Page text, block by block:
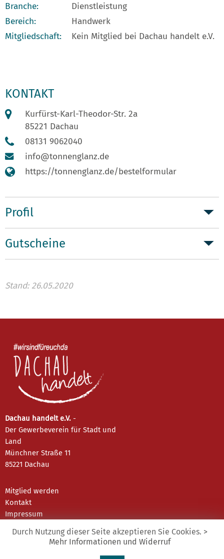
Branche:
Dienstleistung
Bereich:
Handwerk
Mitgliedschaft:
Kein Mitglied bei Dachau handelt e.V.
KONTAKT
Kurfürst-Karl-Theodor-Str. 2a
85221 Dachau
08131 9062040
info@tonnenglanz.de
https://tonnenglanz.de/bestelformular
Profil
Gutscheine
Stand: 26.05.2020
Dachau handelt e.V. -
Der Gewerbeverein für Stadt und
Land
Münchner Straße 11
85221 Dachau
Mitglied werden
Kontakt
Impressum
Durch Nutzung dieser Seite akzeptieren Sie Cookies. >
Mehr Informationen und Widerruf